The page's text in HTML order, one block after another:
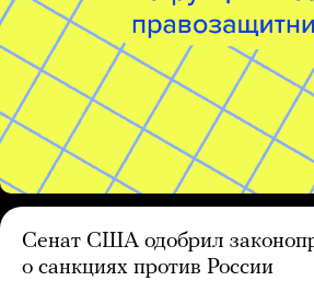
Сенат США одобрил
о санкциях против России